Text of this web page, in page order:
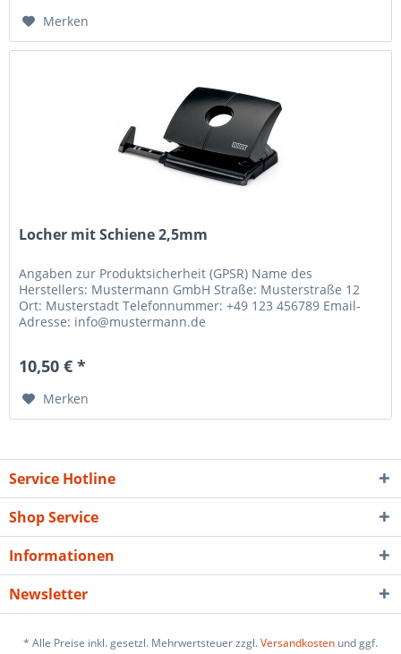
Merken
Locher mit Schiene 2,5mm
Angaben zur Produktsicherheit (GPSR) Name des
Herstellers: Mustermann GmbH Straße: Musterstraße 12
Ort: Musterstadt Telefonnummer: +49 123 456789 Email-
Adresse: info@mustermann.de
10,50 € *
Merken
Service Hotline
Shop Service
Informationen
Newsletter
* Alle Preise inkl. gesetzl. Mehrwertsteuer zzgl.Versandkosten und ggf.